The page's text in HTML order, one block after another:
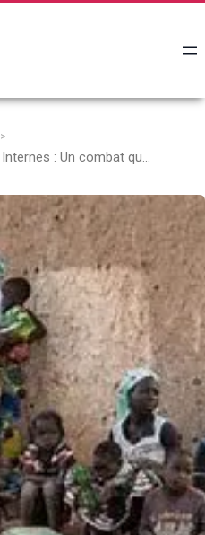
La vie des Personnes Déplacés Internes : Un combat quotidien